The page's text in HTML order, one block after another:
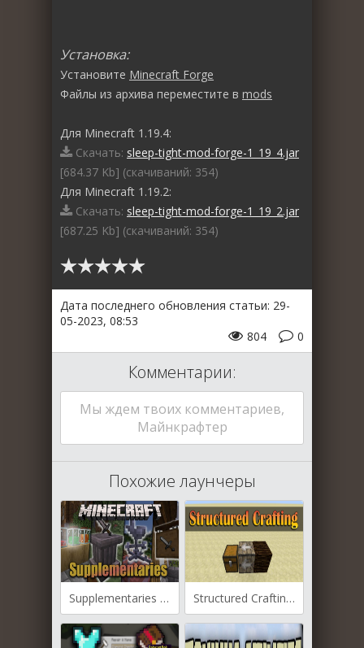
Установка:
Установите Minecraft Forge
Файлы из архива переместите в mods
Для Minecraft 1.19.4:
Скачать: sleep-tight-mod-forge-1_19_4.jar
[684.37 Kb] (cкачиваний: 354)
Для Minecraft 1.19.2:
Скачать: sleep-tight-mod-forge-1_19_2.jar
[687.25 Kb] (cкачиваний: 354)
Дата последнего обновления статьи: 29-
05-2023, 08:53
0
804
Комментарии:
Мы ждем твоих комментариев,
Майнкрафтер
Похожие лаунчеры
Supplementaries для Майнкрафт [1.19.4, 1.19.2, 1.19.1] Structured Crafting для Майнкрафт [1.19.4, 1.19.3, 1.19.2]